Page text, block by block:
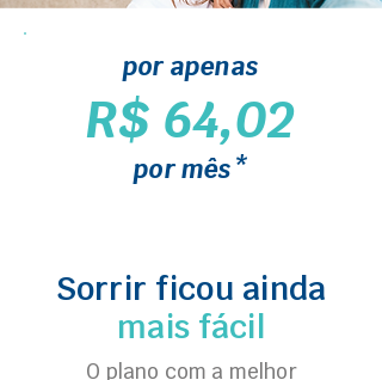
por apenas
R$ 64,02
por mês*
Sorrir ficou ainda
mais fácil
O plano com a melhor